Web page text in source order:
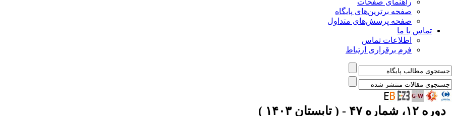
راهنمای صفحات
صفحه برترین‌های پایگاه
صفحه پرسش‌های متداول
تماس با ما
اطلاعات تماس
فرم برقراری ارتباط
دوره ۱۲، شماره ۴۷ - ( تابستان ۱۴۰۳ )